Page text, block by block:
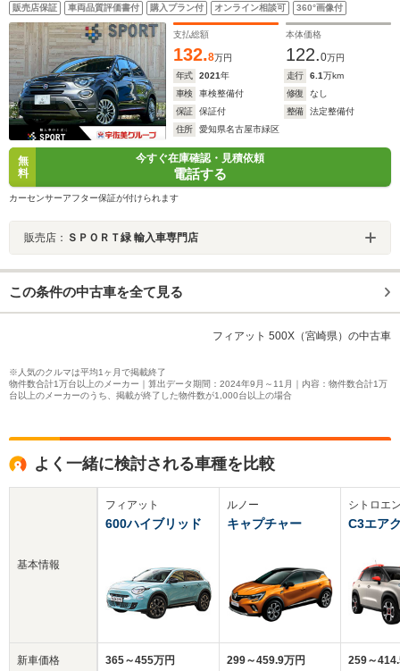
載器/USBポート/クリアランスソナー/バックカメ
ラ/Bluetooth
販売店保証 車両品質評価書付 購入プラン付 オンライン相談可 360°画像付
支払総額
132.8万円
本体価格
122.0万円
年式
2021年 走行 6.1万km
車検
車検整備付 修復
なし
保証
保証付 整備
法定整備付
住所
愛知県名古屋市緑区
無
料
今すぐ在庫確認・見積依頼
電話する
カーセンサーアフター保証が付けられます
販売店： ＳＰＯＲＴ緑 輸入車専門店
この条件の中古車を全て見る
フィアット 500X（宮崎県）の中古車
※人気のクルマは平均1ヶ月で掲載終了
物件数合計1万台以上のメーカー｜算出データ期間：2024年9月～11月｜内容：物件数合計1万
台以上のメーカーのうち、掲載が終了した物件数が1,000台以上の場合
よく一緒に検討される車種を比較
基本情報
新車価格
フィアット
600ハイブリッド
365～455万円
ルノー
キャプチャー
299～459.9万円
シトロエ
C3エア
259～